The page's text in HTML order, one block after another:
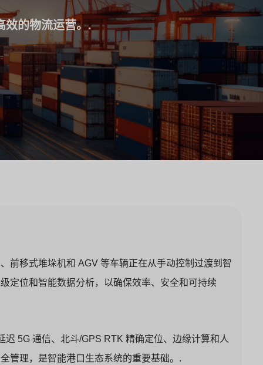
效的物流运营。.
前移式堆垛机和 AGV 等车辆正在从手动控制过渡到智
定位和智能数据分析，以确保效率、安全和可持续
5G 通信、北斗/GPS RTK 精确定位、边缘计算和人
管理，是智能港口生态系统的重要基础。.